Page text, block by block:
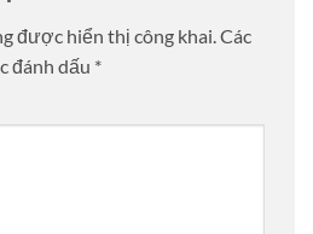
được hiển thị công khai. Các
đánh dấu *